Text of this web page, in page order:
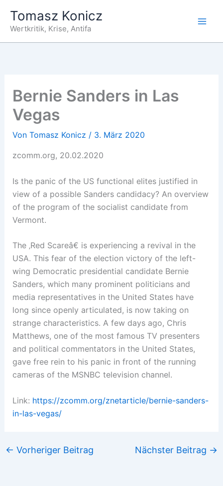
Inhalt
springen
Tomasz Konicz
Wertkritik, Krise, Antifa
Bernie Sanders in Las
Vegas
Von Tomasz Konicz / 3. März 2020
zcomm.org, 20.02.2020
Is the panic of the US functional elites justified in
view of a possible Sanders candidacy? An overview
of the program of the socialist candidate from
Vermont.
The ‚Red Scareâ€ is experiencing a revival in the
USA. This fear of the election victory of the left-
wing Democratic presidential candidate Bernie
Sanders, which many prominent politicians and
media representatives in the United States have
long since openly articulated, is now taking on
strange characteristics. A few days ago, Chris
Matthews, one of the most famous TV presenters
and political commentators in the United States,
gave free rein to his panic in front of the running
cameras of the MSNBC television channel.
Link: https://zcomm.org/znetarticle/bernie-sanders-
in-las-vegas/
← Vorheriger Beitrag Nächster Beitrag →